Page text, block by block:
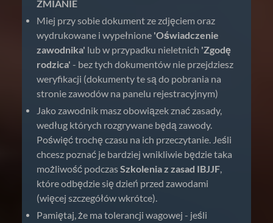
ZMIANIE
Miej przy sobie dokument ze zdjęciem oraz
wydrukowane i wypełnione 'Oświadczenie
zawodnika' lub w przypadku nieletnich 'Zgodę
rodzica' - bez tych dokumentów nie przejdziesz
weryfikacji (dokumenty te są do pobrania na
stronie zawodów na panelu rejestracyjnym)
Jako zawodnik masz obowiązek znać zasady,
według których rozgrywane będą zawody.
Poświęć trochę czasu na ich przeczytanie. Jeśli
chcesz poznać je bardziej wnikliwie będzie taka
możliwość podczasSzkolenia z zasad IBJJF,
które odbędzie się dzień przed zawodami
(więcej szczegółów wkrótce).
Pamiętaj, że ma tolerancji wagowej - jeśli